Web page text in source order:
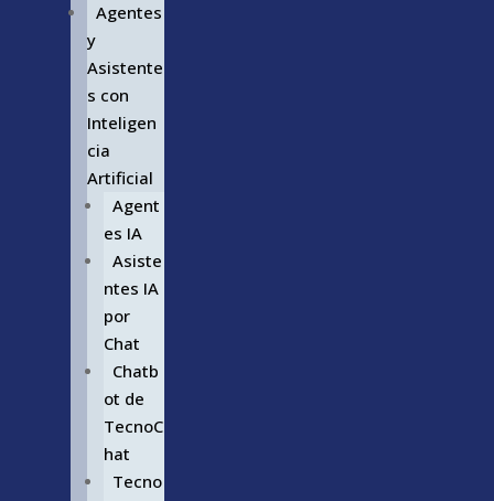
Agentes
y
Asistente
s con
Inteligen
cia
Artificial
Agent
es IA
Asiste
ntes IA
por
Chat
Chatb
ot de
TecnoC
hat
Tecno